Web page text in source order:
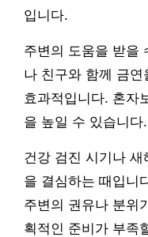
입니다.
주변의 도움을 받을
나 친구와 함께 금연
효과적입니다. 혼자
을 높일 수 있습니다.
건강 검진 시기나
을 결심하는 때입니
주변의 권유나 분위
획적인 준비가 부족